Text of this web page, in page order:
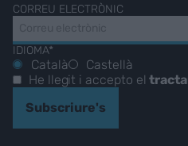
CORREU ELECTRÒNIC
IDIOMA*
Català
Castellà
He llegit i accepto el
Subscriure's